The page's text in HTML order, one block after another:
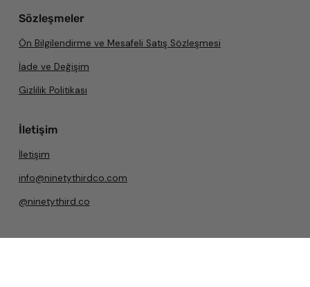
Sözleşmeler
Ön Bilgilendirme ve Mesafeli Satış Sözleşmesi
İade ve Değişim
Gizlilik Politikası
İletişim
İletişim
info@ninetythirdco.com
@ninetythird.co